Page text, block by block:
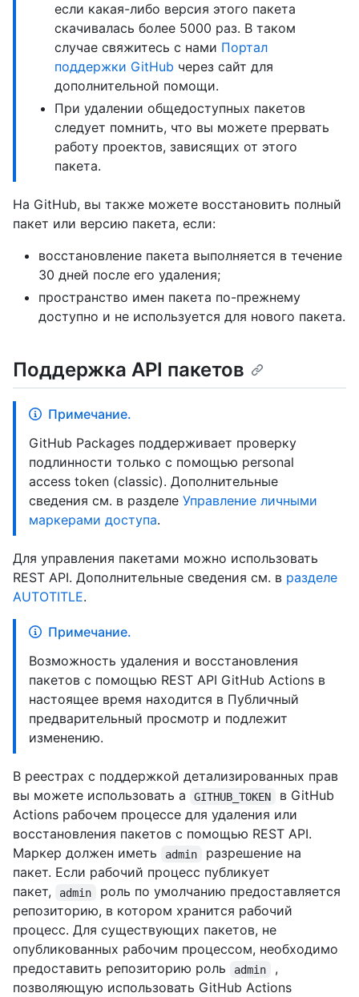
если какая-либо версия этого пакета
скачивалась более 5000 раз. В таком
случае свяжитесь с нами Портал
поддержки GitHub через сайт для
дополнительной помощи.
При удалении общедоступных пакетов
следует помнить, что вы можете прервать
работу проектов, зависящих от этого
пакета.
На GitHub, вы также можете восстановить полный
пакет или версию пакета, если:
восстановление пакета выполняется в течение
30 дней после его удаления;
пространство имен пакета по-прежнему
доступно и не используется для нового пакета.
Поддержка API пакетов
Примечание.
GitHub Packages поддерживает проверку
подлинности только с помощью personal
access token (classic). Дополнительные
сведения см. в разделе Управление личными
маркерами доступа.
Для управления пакетами можно использовать
REST API. Дополнительные сведения см. в разделе
AUTOTITLE.
Примечание.
Возможность удаления и восстановления
пакетов с помощью REST API GitHub Actions в
настоящее время находится в Публичный
предварительный просмотр и подлежит
изменению.
В реестрах с поддержкой детализированных прав
вы можете использовать a
GITHUB_TOKEN
в GitHub
Actions рабочем процессе для удаления или
восстановления пакетов с помощью REST API.
Маркер должен иметь
admin
разрешение на
пакет. Если рабочий процесс публикует
пакет,
admin
роль по умолчанию предоставляется
репозиторию, в котором хранится рабочий
процесс. Для существующих пакетов, не
опубликованных рабочим процессом, необходимо
предоставить репозиторию роль
admin
,
позволяющую использовать GitHub Actions